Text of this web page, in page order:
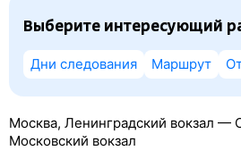
Выберите интересующий
Дни следования Маршрут
Москва, Ленинградский вокзал —
Московский вокзал